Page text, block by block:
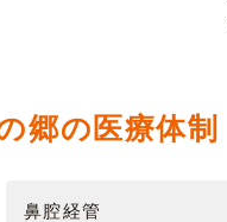
郷の医療体制
鼻腔経管